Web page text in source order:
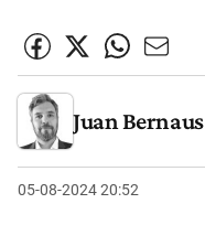
Juan Bernaus
05-08-2024 20:52